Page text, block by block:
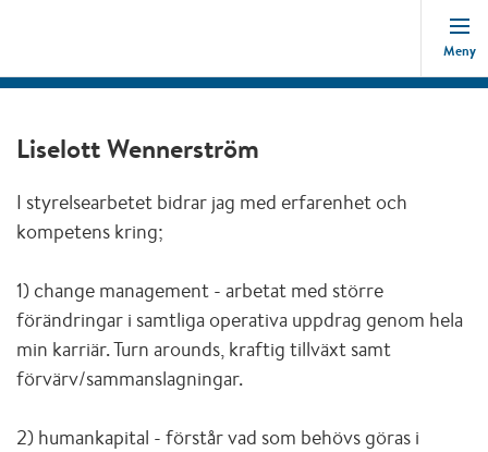
Meny
Liselott Wennerström
I styrelsearbetet bidrar jag med erfarenhet och
kompetens kring;
1) change management - arbetat med större
förändringar i samtliga operativa uppdrag genom hela
min karriär. Turn arounds, kraftig tillväxt samt
förvärv/sammanslagningar.
2) humankapital - förstår vad som behövs göras i